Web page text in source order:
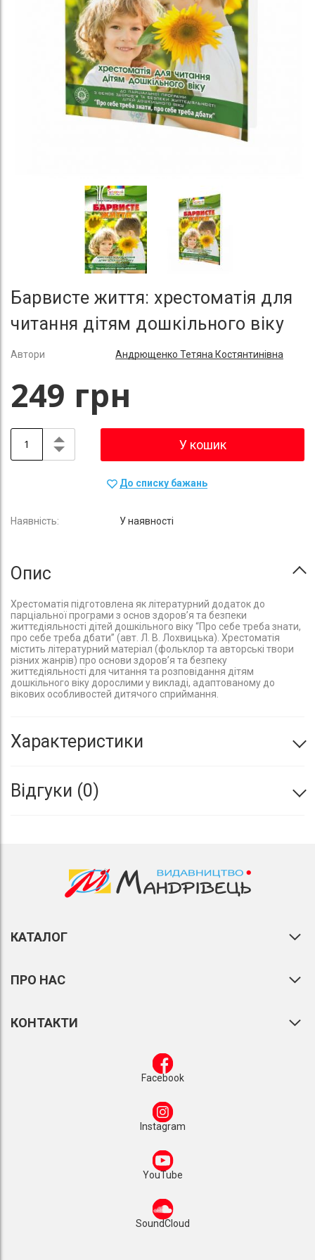
Барвисте життя: хрестоматія для
читання дітям дошкільного віку
Автори Андрющенко Тетяна Костянтинівна
249 грн
У кошик
До списку бажань
У наявності
Опис
Хрестоматія підготовлена як літературний додаток до
парціальної програми з основ здоров’я та безпеки
життєдіяльності дітей дошкільного віку “Про себе треба знати,
про себе треба дбати” (авт. Л. В. Лохвицька). Хрестоматія
містить літературний матеріал (фольклор та авторські твори
різних жанрів) про основи здоров’я та безпеку
життєдіяльності для читання та розповідання дітям
дошкільного віку дорослими у викладі, адаптованому до
вікових особливостей дитячого сприймання.
Характеристики
Відгуки 0
КАТАЛОГ
ПРО НАС
КОНТАКТИ
Facebook
Instagram
YouTube
SoundCloud